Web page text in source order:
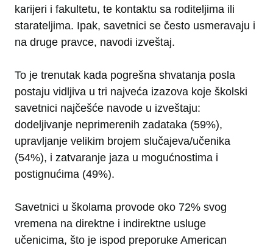
karijeri i fakultetu, te kontaktu sa roditeljima ili
starateljima. Ipak, savetnici se često usmeravaju i
na druge pravce, navodi izveštaj.
To je trenutak kada pogrešna shvatanja posla
postaju vidljiva u tri najveća izazova koje školski
savetnici najčešće navode u izveštaju:
dodeljivanje neprimerenih zadataka (59%),
upravljanje velikim brojem slučajeva/učenika
(54%), i zatvaranje jaza u mogućnostima i
postignućima (49%).
Savetnici u školama provode oko 72% svog
vremena na direktne i indirektne usluge
učenicima, što je ispod preporuke American